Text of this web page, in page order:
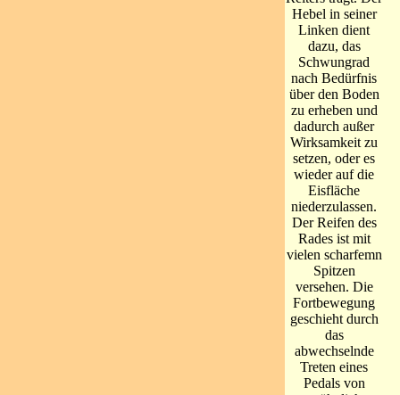
Hebel in seiner
Linken dient
dazu, das
Schwungrad
nach Bedürfnis
über den Boden
zu erheben und
dadurch außer
Wirksamkeit zu
setzen, oder es
wieder auf die
Eisfläche
niederzulassen.
Der Reifen des
Rades ist mit
vielen scharfemn
Spitzen
versehen. Die
Fortbewegung
geschieht durch
das
abwechselnde
Treten eines
Pedals von